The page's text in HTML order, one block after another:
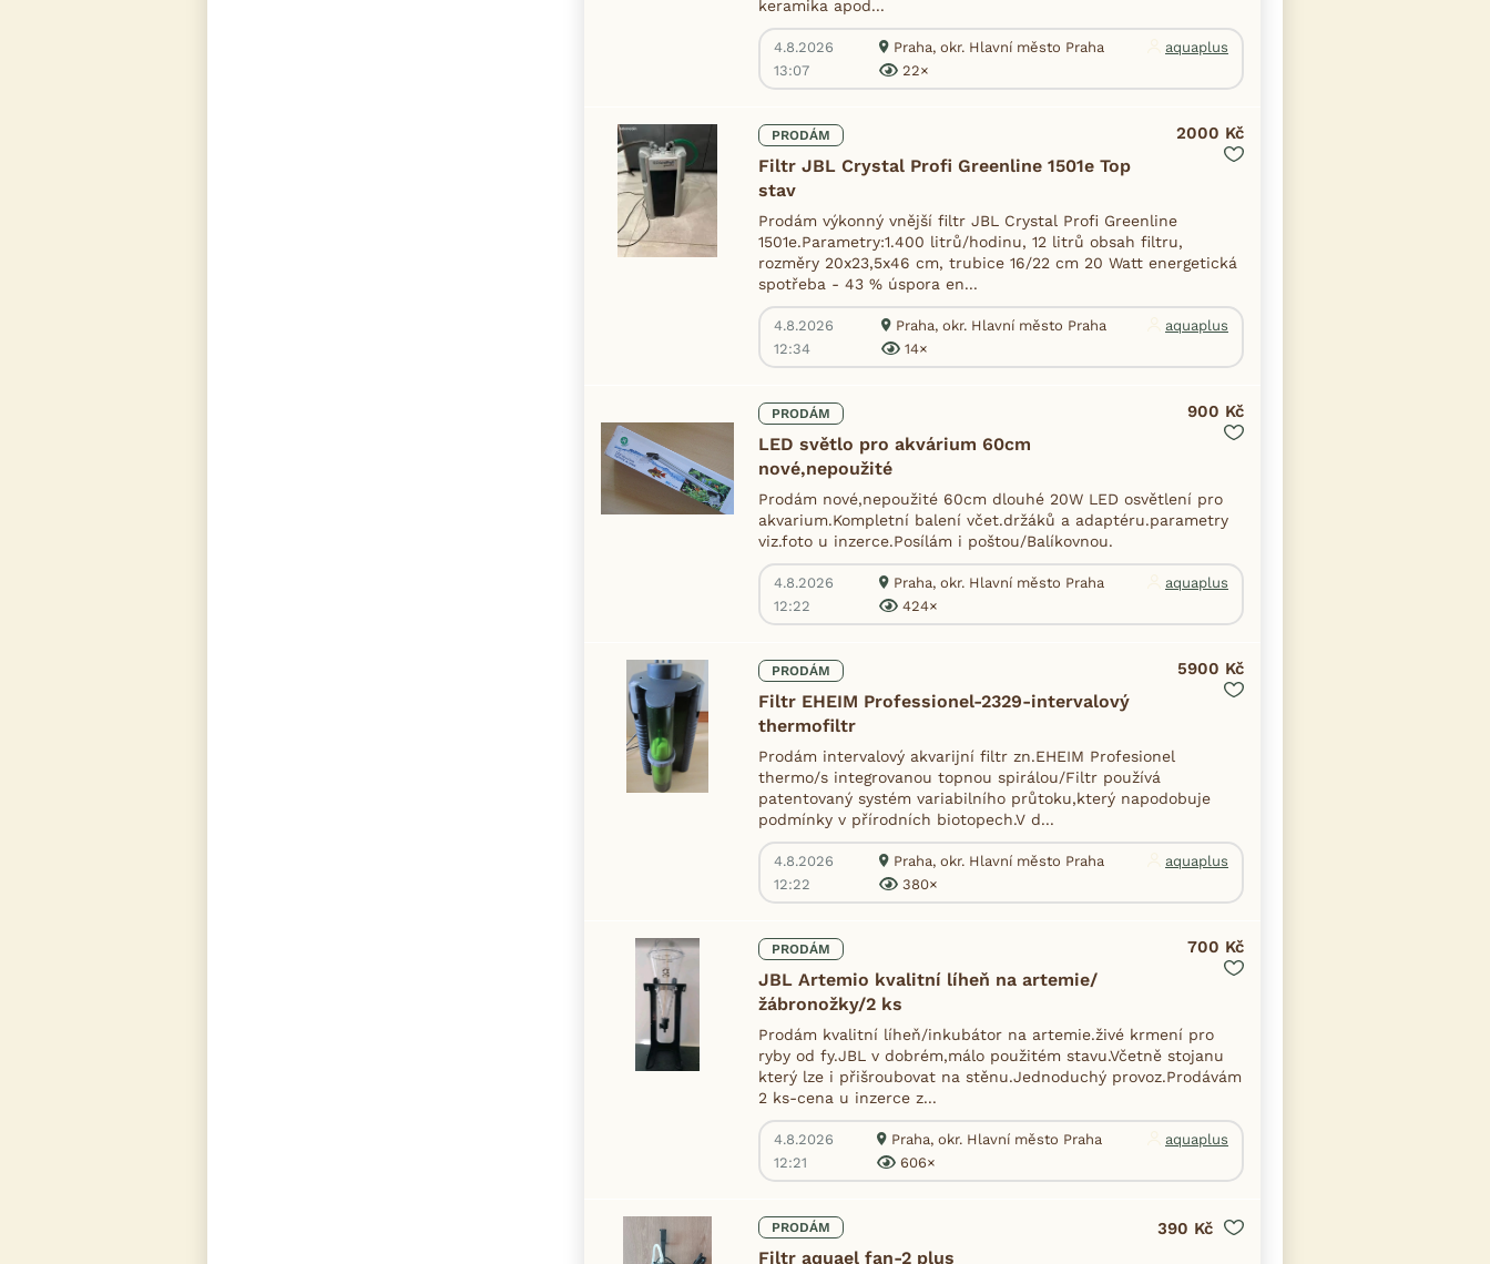
keramika apod...
4.8.2026
13:07
Praha, okr. Hlavní město Praha
aquaplus
22×
PRODÁM
Filtr JBL Crystal Profi Greenline 1501e Top
stav
2000 Kč
Prodám výkonný vnější filtr JBL Crystal Profi Greenline
1501e.Parametry:1.400 litrů/hodinu, 12 litrů obsah filtru,
rozměry 20x23,5x46 cm, trubice 16/22 cm 20 Watt energetická
spotřeba - 43 % úspora en...
4.8.2026
12:34
Praha, okr. Hlavní město Praha
aquaplus
14×
PRODÁM
LED světlo pro akvárium 60cm
nové,nepoužité
900 Kč
Prodám nové,nepoužité 60cm dlouhé 20W LED osvětlení pro
akvarium.Kompletní balení včet.držáků a adaptéru.parametry
viz.foto u inzerce.Posílám i poštou/Balíkovnou.
4.8.2026
12:22
Praha, okr. Hlavní město Praha
aquaplus
424×
PRODÁM
Filtr EHEIM Professionel-2329-intervalový
thermofiltr
5900 Kč
Prodám intervalový akvarijní filtr zn.EHEIM Profesionel
thermo/s integrovanou topnou spirálou/Filtr používá
patentovaný systém variabilního průtoku,který napodobuje
podmínky v přírodních biotopech.V d...
4.8.2026
12:22
Praha, okr. Hlavní město Praha
aquaplus
380×
PRODÁM
JBL Artemio kvalitní líheň na artemie/
žábronožky/2 ks
700 Kč
Prodám kvalitní líheň/inkubátor na artemie.živé krmení pro
ryby od fy.JBL v dobrém,málo použitém stavu.Včetně stojanu
který lze i přišroubovat na stěnu.Jednoduchý provoz.Prodávám
2 ks-cena u inzerce z...
4.8.2026
12:21
Praha, okr. Hlavní město Praha
aquaplus
606×
PRODÁM
Filtr aquael fan-2 plus
390 Kč